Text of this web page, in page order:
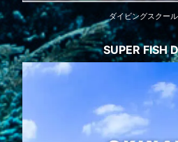
ダイビングスクー
SUPER FISH